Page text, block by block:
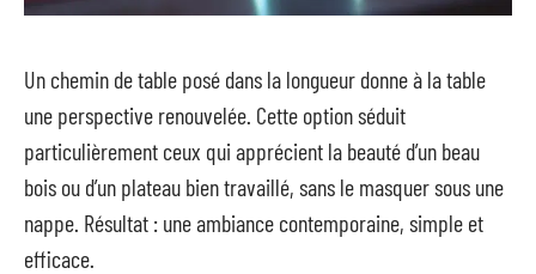
Un chemin de table posé dans la longueur donne à la table
une perspective renouvelée. Cette option séduit
particulièrement ceux qui apprécient la beauté d’un beau
bois ou d’un plateau bien travaillé, sans le masquer sous une
nappe. Résultat : une ambiance contemporaine, simple et
efficace.